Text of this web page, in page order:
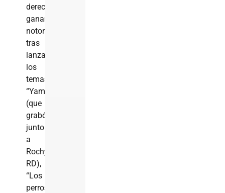
derecha,
ganando
notoriedad
tras
lanzar
los
temas
“Yamilet”
(que
grabó
junto
a
Rochy
RD),
“Los
perros